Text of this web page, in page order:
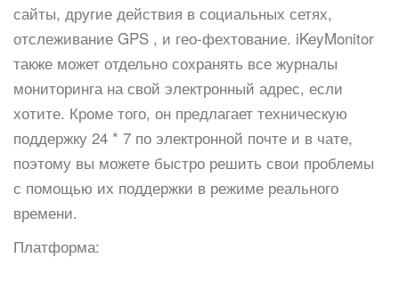
сайты, другие действия в социальных сетях,
отслеживание GPS , и гео-фехтование. iKeyMonitor
также может отдельно сохранять все журналы
мониторинга на свой электронный адрес, если
хотите. Кроме того, он предлагает техническую
поддержку 24 * 7 по электронной почте и в чате,
поэтому вы можете быстро решить свои проблемы
с помощью их поддержки в режиме реального
времени.
Платформа: